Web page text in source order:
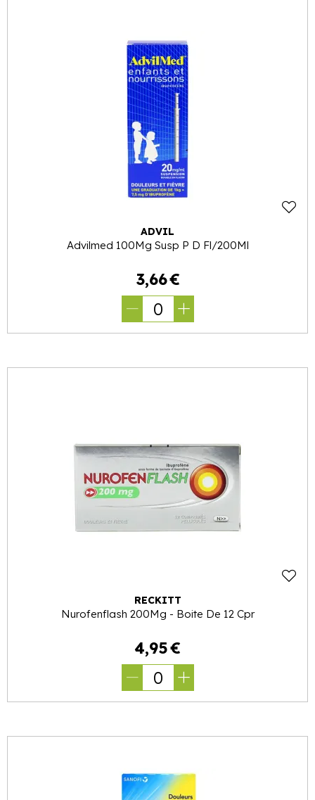
ADVIL
Advilmed 100Mg Susp P D Fl/200Ml
3,66€
0
RECKITT
Nurofenflash 200Mg - Boite De 12 Cpr
4,95€
0